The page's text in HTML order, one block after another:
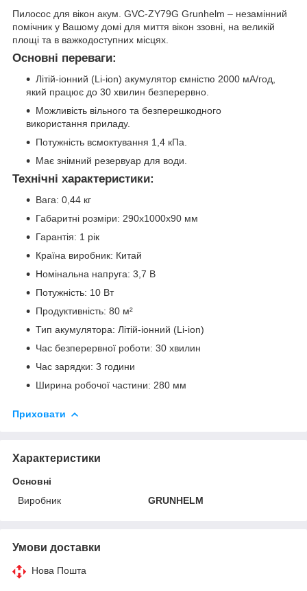
Пилосос для вікон акум. GVC-ZY79G Grunhelm – незамінний
помічник у Вашому домі для миття вікон ззовні, на великій
площі та в важкодоступних місцях.
Основні переваги:
Літій-іонний (Li-ion) акумулятор ємністю 2000 мА/год,
який працює до 30 хвилин безперервно.
Можливість вільного та безперешкодного
використання приладу.
Потужність всмоктування 1,4 кПа.
Має знімний резервуар для води.
Технічні характеристики:
Вага: 0,44 кг
Габаритні розміри: 290х1000х90 мм
Гарантія: 1 рік
Країна виробник: Китай
Номінальна напруга: 3,7 В
Потужність: 10 Вт
Продуктивність: 80 м²
Тип акумулятора: Літій-іонний (Li-ion)
Час безперервної роботи: 30 хвилин
Час зарядки: 3 години
Ширина робочої частини: 280 мм
Приховати
Характеристики
Основні
Виробник
GRUNHELM
Умови доставки
Нова Пошта